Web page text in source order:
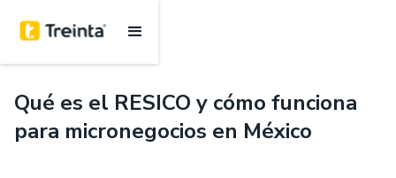
Qué es el RESICO y cómo funciona
para micronegocios en México